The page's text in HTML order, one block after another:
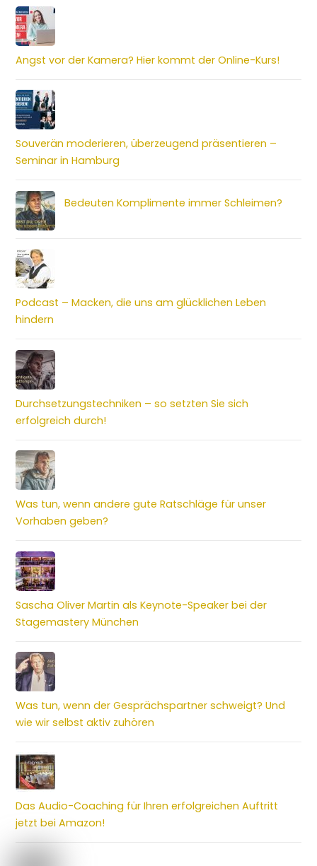
Angst vor der Kamera? Hier kommt der Online-Kurs!
Souverän moderieren, überzeugend präsentieren –
Seminar in Hamburg
Bedeuten Komplimente immer Schleimen?
Podcast – Macken, die uns am glücklichen Leben
hindern
Durchsetzungstechniken – so setzten Sie sich
erfolgreich durch!
Was tun, wenn andere gute Ratschläge für unser
Vorhaben geben?
Sascha Oliver Martin als Keynote-Speaker bei der
Stagemastery München
Was tun, wenn der Gesprächspartner schweigt? Und
wie wir selbst aktiv zuhören
Das Audio-Coaching für Ihren erfolgreichen Auftritt
jetzt bei Amazon!